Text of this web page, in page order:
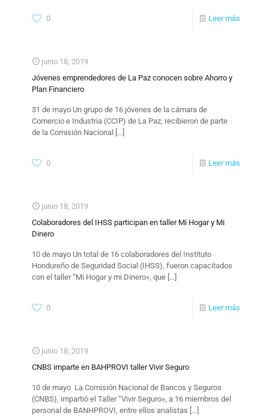
0 Leer más
junio 18, 2019
Jóvenes emprendedores de La Paz conocen sobre Ahorro y
Plan Financiero
31 de mayo Un grupo de 16 jóvenes de la cámara de
Comercio e Industria (CCIP) de La Paz, recibieron de parte
de la Comisión Nacional
[…]
0 Leer más
junio 18, 2019
Colaboradores del IHSS participan en taller Mi Hogar y Mi
Dinero
10 de mayo Un total de 16 colaboradores del Instituto
Hondureño de Seguridad Social (IHSS), fueron capacitados
con el taller “Mi Hogar y mi Dinero», que […]
0 Leer más
junio 18, 2019
CNBS imparte en BAHPROVI taller Vivir Seguro
10 de mayo La Comisión Nacional de Bancos y Seguros
(CNBS), impartió el Taller “Vivir Seguro», a 16 miembros del
personal de BANHPROVI, entre ellos analistas […]